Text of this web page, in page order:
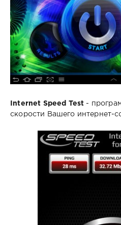
Internet Speed Test -
скорости Вашего интернет-